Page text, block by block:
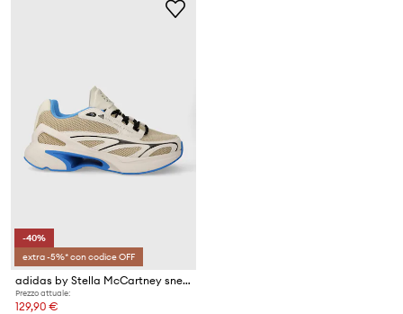
-40%
extra -5%* con codice OFF
adidas by Stella McCartney sneakers SPORTSWEAR
Prezzo attuale:
129,90 €